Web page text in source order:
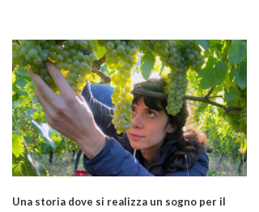
Una storia dove si realizza un sogno per il